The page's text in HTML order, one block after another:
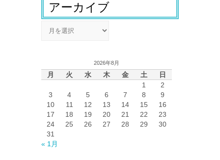
アーカイブ
2026年8月
月 火 水 木 金 土
日
1
2
3
4 5 6 7 8
9
10
11 12 13 14 15
16
17
18 19 20 21 22
23
24
25 26 27 28 29
30
31
« 1月